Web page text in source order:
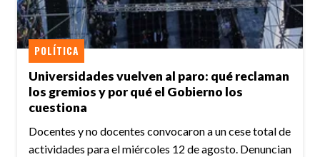
Universidades vuelven al paro: qué reclaman
los gremios y por qué el Gobierno los
cuestiona
POLÍTICA
Docentes y no docentes convocaron a un cese total de
actividades para el miércoles 12 de agosto. Denuncian